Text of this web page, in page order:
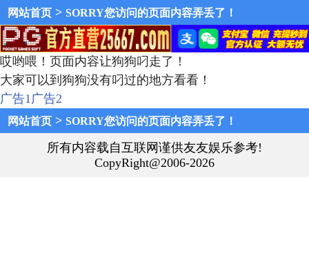
网站首页 > SORRY您访问的页面内容弄丢了！
哎哟喂！页面内容让狗狗叼走了！
大家可以到狗狗没有叼过的地方看看！
广告1广告2
网站首页 > SORRY您访问的页面内容弄丢了！
所有内容载自互联网谨供友友娱乐参考!
CopyRight@2006-2026